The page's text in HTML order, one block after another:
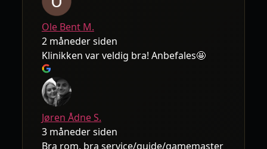
Ole Bent M.
2 måneder siden
Klinikken var veldig bra! Anbefales🤩
Jøren Ådne S.
3 måneder siden
Bra rom, bra service/guide/gamemaster